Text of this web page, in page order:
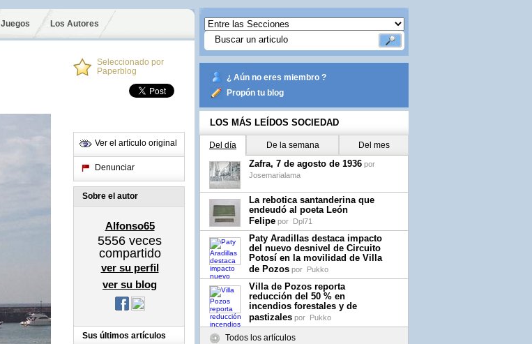
Juegos Los Autores
Seleccionado por
Paperblog
Ver el artículo original
Denunciar
Sobre el autor
Alfonso65
5556 veces
compartido
ver su perfil
ver su blog
Sus últimos artículos
¿ Aún no eres miembro ?
Propón tu blog
LOS MÁS LEÍDOS SOCIEDAD
Del día De la semana Del mes
Zafra, 7 de agosto de 1936 por
Josemarialama
La rebotica santanderina que
endeudó al poeta León
Felipe por Dpl71
Paty Aradillas destaca impacto
del nuevo desnivel de Circuito
Potosí en la movilidad de Villa
de Pozos por Pukko
Villa de Pozos reporta
reducción del 50 % en
incendios forestales y de
pastizales por Pukko
Todos los artículos